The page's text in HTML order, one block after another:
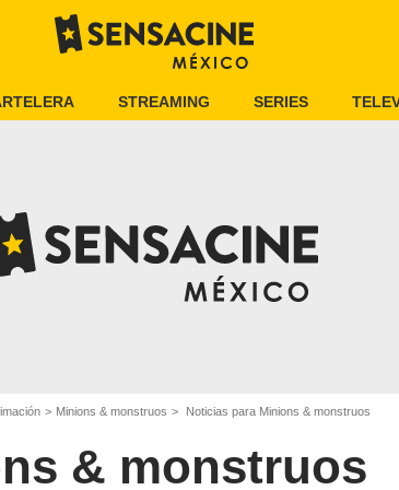
STREAMING SERIES
Minions & monstruos Noticias para Minions & monstruos
& monstruos